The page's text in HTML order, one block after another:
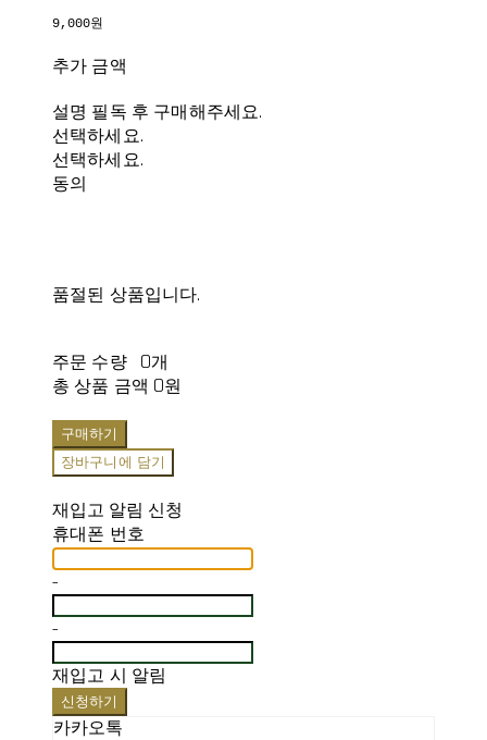
9,000원
추가 금액
설명 필독 후 구매해주세요.
선택하세요.
선택하세요.
동의
품절된 상품입니다.
주문 수량
0개
총 상품 금액 0원
구매하기
장바구니에 담기
재입고 알림 신청
휴대폰 번호
-
-
재입고 시 알림
신청하기
카카오톡